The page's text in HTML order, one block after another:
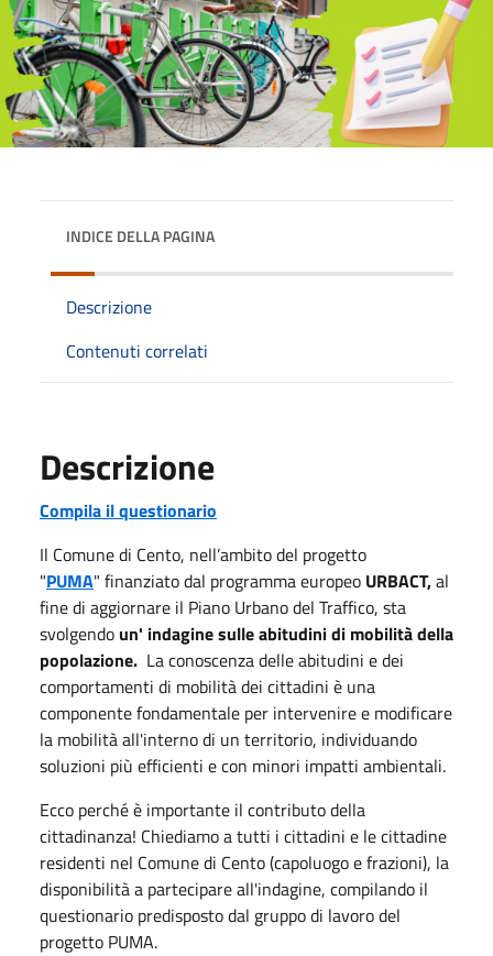
INDICE DELLA PAGINA
Descrizione
Contenuti correlati
Descrizione
Compila il questionario
Il Comune di Cento, nell’ambito del progetto
"PUMA" finanziato dal programma europeo URBACT,al
fine di aggiornare il Piano Urbano del Traffico, sta
svolgendo un' indagine sulle abitudini di mobilità della
popolazione. La conoscenza delle abitudini e dei
comportamenti di mobilità dei cittadini è una
componente fondamentale per intervenire e modificare
la mobilità all'interno di un territorio, individuando
soluzioni più efficienti e con minori impatti ambientali.
Ecco perché è importante il contributo della
cittadinanza! Chiediamo a tutti i cittadini e le cittadine
residenti nel Comune di Cento (capoluogo e frazioni), la
disponibilità a partecipare all'indagine, compilando il
questionario predisposto dal gruppo di lavoro del
progetto PUMA.